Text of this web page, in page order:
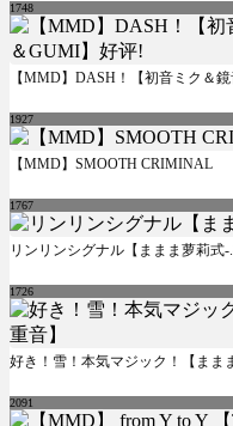
1748
【MMD】DASH！【初音ミク＆
1927
【MMD】SMOOTH CRIMINAL
1767
リンリンシグナル【ままま萝莉式-.
1726
好き！雪！本気マジック！【まま
2091